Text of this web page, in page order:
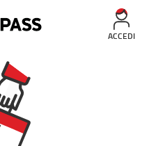
ACCEDI